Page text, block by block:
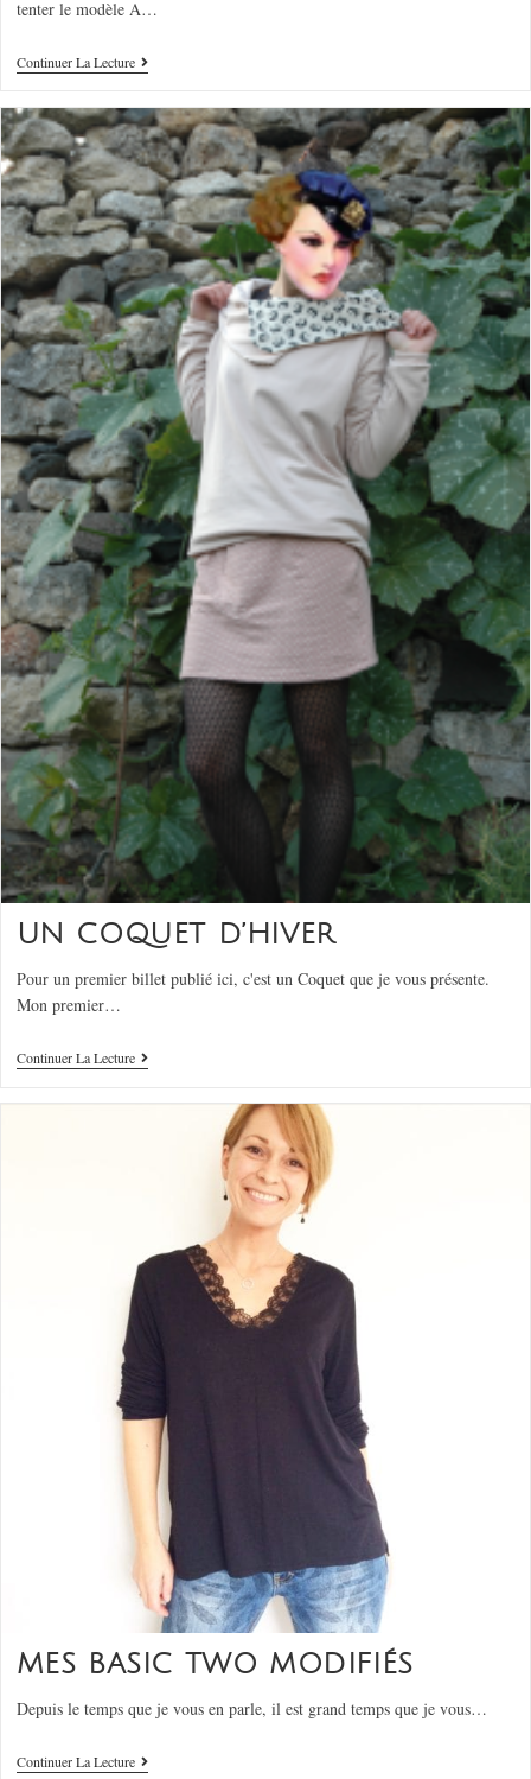
tenter le modèle A…
Continuer La Lecture
UN COQUET D’HIVER
Pour un premier billet publié ici, c'est un Coquet que je vous présente.
Mon premier…
Continuer La Lecture
MES BASIC TWO MODIFIÉS
Depuis le temps que je vous en parle, il est grand temps que je vous…
Continuer La Lecture